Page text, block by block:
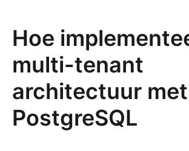
Hoe
multi-tenant
architectuur met
PostgreSQL